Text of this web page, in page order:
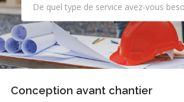
De quel type de service avez-vous
Conception avant chantier